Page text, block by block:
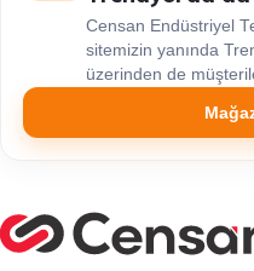
Censan Endüstriyel
sitemizin yanında
üzerinden de